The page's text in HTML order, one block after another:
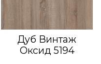
Дуб Винтаж
Оксид 5194